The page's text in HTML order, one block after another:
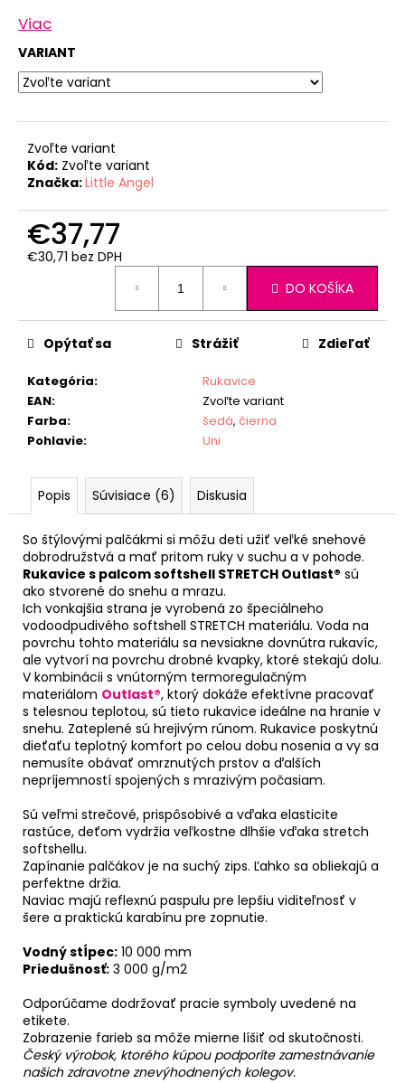
Viac
VARIANT
Zvoľte variant
Kód: Zvoľte variant
Značka:Little Angel
€37,77
€30,71 bez DPH
DO KOŠÍKA
Kategória:
Rukavice
EAN:
Zvoľte variant
Farba: šedá, čierna
Pohlavie: Uni
Opýtať sa Strážiť Zdieľať
Popis Súvisiace (6) Diskusia
So štýlovými palčákmi si môžu deti užiť veľké snehové
dobrodružstvá a mať pritom ruky v suchu a v pohode.
Rukavice s palcom softshell STRETCH Outlast® sú
ako stvorené do snehu a mrazu.
Ich vonkajšia strana je vyrobená zo špeciálneho
vodoodpudivého softshell STRETCH materiálu. Voda na
povrchu tohto materiálu sa nevsiakne dovnútra rukavíc,
ale vytvorí na povrchu drobné kvapky, ktoré stekajú dolu.
V kombinácii s vnútorným termoregulačným
materiálom Outlast®, ktorý dokáže efektívne pracovať
s telesnou teplotou, sú tieto rukavice ideálne na hranie v
snehu. Zateplené sú hrejivým rúnom. Rukavice poskytnú
dieťaťu teplotný komfort po celou dobu nosenia a vy sa
nemusíte obávať omrznutých prstov a ďalších
nepríjemností spojených s mrazivým počasiam.
Sú veľmi strečové, prispôsobivé a vďaka elasticite
rastúce, deťom vydržia veľkostne dlhšie vďaka stretch
softshellu.
Zapínanie palčákov je na suchý zips. Ľahko sa obliekajú a
perfektne držia.
Naviac majú reflexnú paspulu pre lepšiu viditeľnosť v
šere a praktickú karabínu pre zopnutie.
Vodný stĺpec: 10 000 mm
Priedušnosť: 3 000 g/m2
Odporúčame dodržovať pracie symboly uvedené na
etikete.
Zobrazenie farieb sa môže mierne líšiť od skutočnosti.
Český výrobok, ktorého kúpou podporíte zamestnávanie
našich zdravotne znevýhodnených kolegov.